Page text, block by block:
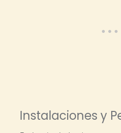
Instalaciones y